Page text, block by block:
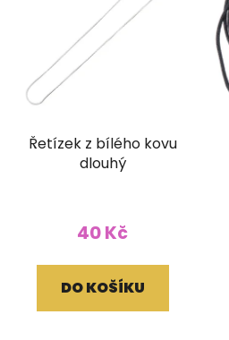
Řetízek z bílého kovu
dlouhý
40 Kč
DO KOŠÍKU